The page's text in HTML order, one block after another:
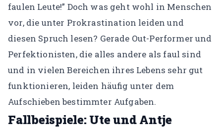
faulen Leute!” Doch was geht wohl in Menschen
vor, die unter Prokrastination leiden und
diesen Spruch lesen? Gerade Out-Performer und
Perfektionisten, die alles andere als faul sind
und in vielen Bereichen ihres Lebens sehr gut
funktionieren, leiden häufig unter dem
Aufschieben bestimmter Aufgaben.
Fallbeispiele: Ute und Antje